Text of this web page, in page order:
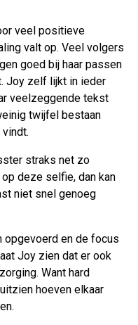
veel positieve
valt op. Veel volgers
goed bij haar passen
Joy zelf lijkt in ieder
veelzeggende tekst
twijfel bestaan
straks net zo
deze selfie, dan kan
niet snel genoeg
opgevoerd en de focus
Joy zien dat er ook
Want hard
hoeven elkaar